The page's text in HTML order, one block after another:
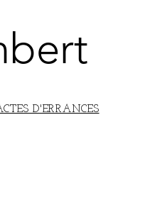
D'ERRANCES